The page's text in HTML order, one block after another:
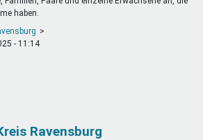
haben.
- 11:14
Ravensburg